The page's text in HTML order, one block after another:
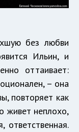
без любви
Ильин, и
оттаивает:
– она
повторяет как
живет неплохо,
ответственная.